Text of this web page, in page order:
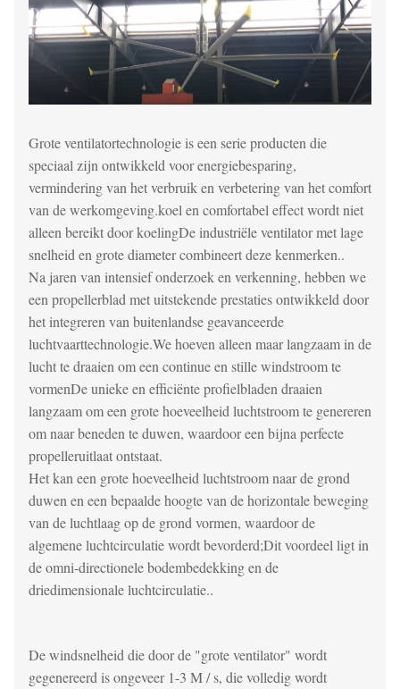
Grote ventilatortechnologie is een serie producten die
speciaal zijn ontwikkeld voor energiebesparing,
vermindering van het verbruik en verbetering van het comfort
van de werkomgeving.koel en comfortabel effect wordt niet
alleen bereikt door koelingDe industriële ventilator met lage
snelheid en grote diameter combineert deze kenmerken..
Na jaren van intensief onderzoek en verkenning, hebben we
een propellerblad met uitstekende prestaties ontwikkeld door
het integreren van buitenlandse geavanceerde
luchtvaarttechnologie.We hoeven alleen maar langzaam in de
lucht te draaien om een continue en stille windstroom te
vormenDe unieke en efficiënte profielbladen draaien
langzaam om een grote hoeveelheid luchtstroom te genereren
om naar beneden te duwen, waardoor een bijna perfecte
propelleruitlaat ontstaat.
Het kan een grote hoeveelheid luchtstroom naar de grond
duwen en een bepaalde hoogte van de horizontale beweging
van de luchtlaag op de grond vormen, waardoor de
algemene luchtcirculatie wordt bevorderd;Dit voordeel ligt in
de omni-directionele bodembedekking en de
driedimensionale luchtcirculatie..
De windsnelheid die door de "grote ventilator" wordt
gegenereerd is ongeveer 1-3 M / s, die volledig wordt